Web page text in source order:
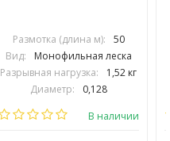
Размотка (длина м):
50
Вид:
Монофильная леска
Разрывная нагрузка:
1,52 кг
Диаметр:
0,128
Выберите цвет:
В наличии